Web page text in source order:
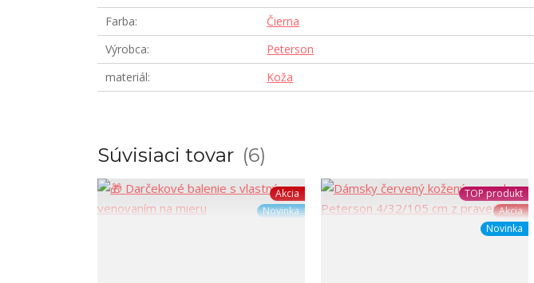
Farba
Čierna
Výrobca
Peterson
materiál
Koža
Súvisiaci tovar 6
Akcia
Novinka
TOP produkt
Akcia
Novinka